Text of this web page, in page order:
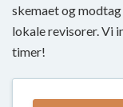
skemaet og
lokale revisorer. Vi
timer!